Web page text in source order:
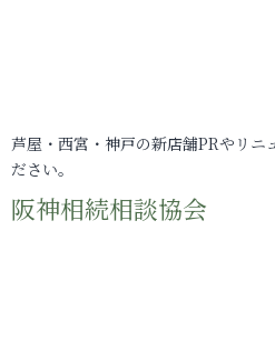
芦屋・西宮・神戸の新店舗PRやリニ
ださい。
阪神相続相談協会